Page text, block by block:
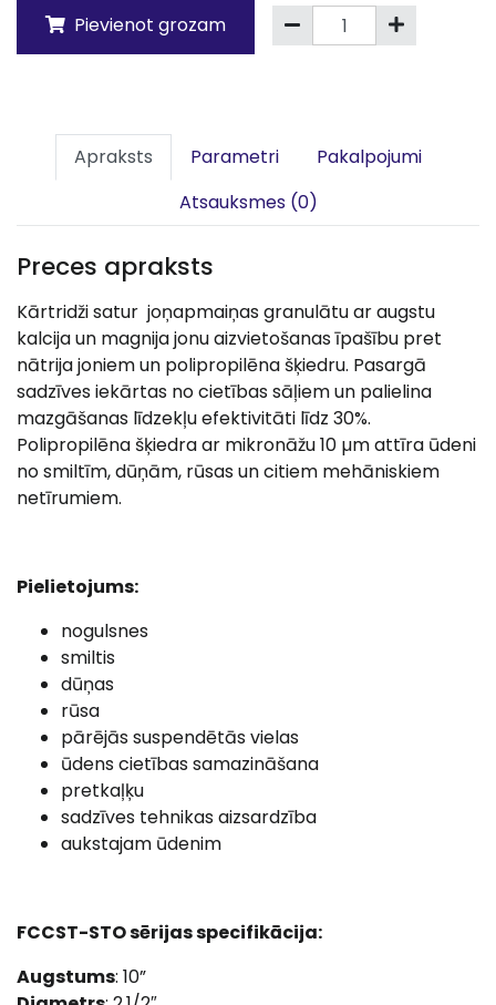
Pievienot grozam
Apraksts Parametri
Pakalpojumi
Atsauksmes (0)
Preces apraksts
Kārtridži satur joņapmaiņas granulātu ar augstu
kalcija un magnija jonu aizvietošanas īpašību pret
nātrija joniem un polipropilēna šķiedru. Pasargā
sadzīves iekārtas no cietības sāļiem un palielina
mazgāšanas līdzekļu efektivitāti līdz 30%.
Polipropilēna šķiedra ar mikronāžu 10 µm attīra ūdeni
no smiltīm, dūņām, rūsas un citiem mehāniskiem
netīrumiem.
Pielietojums:
nogulsnes
smiltis
dūņas
rūsa
pārējās suspendētās vielas
ūdens cietības samazināšana
pretkaļķu
sadzīves tehnikas aizsardzība
aukstajam ūdenim
FCCST-STO sērijas specifikācija:
Augstums: 10”